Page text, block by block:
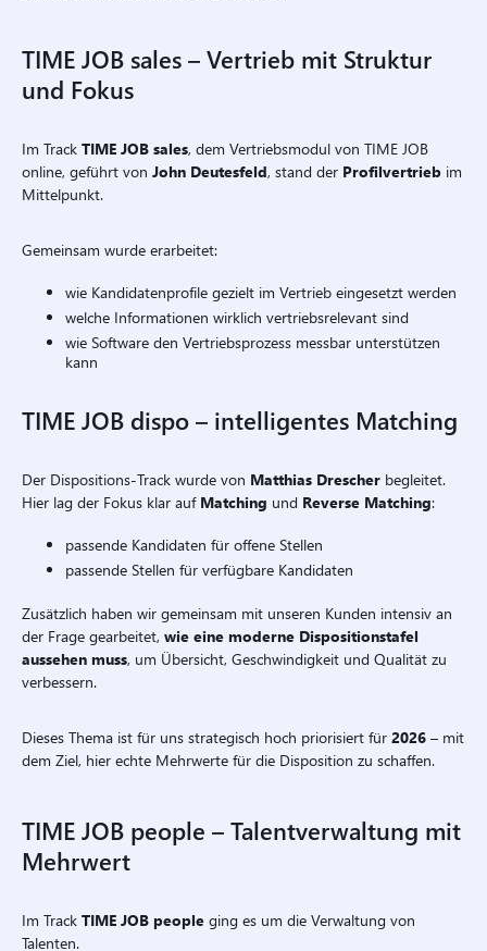
TIME JOB sales – Vertrieb mit Struktur
und Fokus
Im Track TIME JOB sales, dem Vertriebsmodul von TIME JOB
online, geführt von John Deutesfeld, stand der Profilvertrieb im
Mittelpunkt.
Gemeinsam wurde erarbeitet:
wie Kandidatenprofile gezielt im Vertrieb eingesetzt werden
welche Informationen wirklich vertriebsrelevant sind
wie Software den Vertriebsprozess messbar unterstützen
kann
TIME JOB dispo – intelligentes Matching
Der Dispositions-Track wurde von Matthias Drescher begleitet.
Hier lag der Fokus klar auf Matching und Reverse Matching:
passende Kandidaten für offene Stellen
passende Stellen für verfügbare Kandidaten
Zusätzlich haben wir gemeinsam mit unseren Kunden intensiv an
der Frage gearbeitet, wie eine moderne Dispositionstafel
aussehen muss, um Übersicht, Geschwindigkeit und Qualität zu
verbessern.
Dieses Thema ist für uns strategisch hoch priorisiert für 2026 – mit
dem Ziel, hier echte Mehrwerte für die Disposition zu schaffen.
TIME JOB people – Talentverwaltung mit
Mehrwert
Im Track TIME JOB people ging es um die Verwaltung von
Talenten.